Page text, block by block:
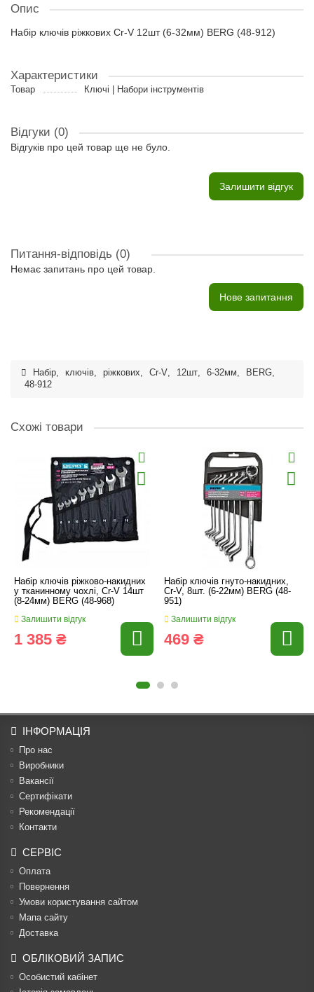
Опис
Набір ключів ріжкових Cr-V 12шт (6-32мм) BERG (48-912)
Характеристики
Товар Ключі | Набори інструментів
Відгуки (0)
Відгуків про цей товар ще не було.
Залишити відгук
Питання-відповідь (0)
Немає запитань про цей товар.
Нове запитання
Набір, ключів, ріжкових, Cr-V, 12шт, 6-32мм, BERG,
48-912
Схожі товари
Набір ключів ріжково-накидних
у тканинному чохлі, Cr-V 14шт
(8-24мм) BERG (48-968)
Залишити відгук
1 385 ₴
Набір ключів гнуто-накидних,
Cr-V, 8шт. (6-22мм) BERG (48-
951)
Залишити відгук
469 ₴
ІНФОРМАЦІЯ
Про нас
Виробники
Вакансії
Сертифікати
Рекомендації
Контакти
СЕРВІС
Оплата
Повернення
Умови користування сайтом
Мапа сайту
Доставка
ОБЛІКОВИЙ ЗАПИС
Особистий кабінет